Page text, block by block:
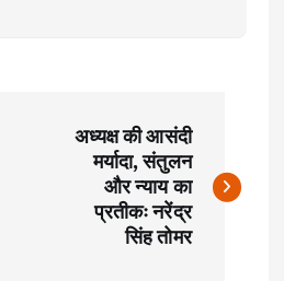
अध्यक्ष की आसंदी
मर्यादा, संतुलन
और न्याय का
प्रतीकः नरेंद्र
सिंह तोमर